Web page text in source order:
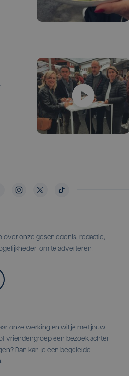
over onze geschiedenis, redactie,
om te adverteren.
onze werking en wil je met jouw
vriendengroep een bezoek achter
Dan kan je een begeleide